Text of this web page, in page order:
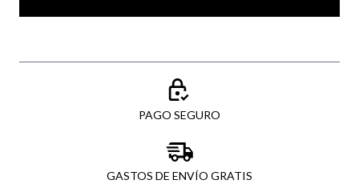
PAGO SEGURO
GASTOS DE ENVÍO GRATIS